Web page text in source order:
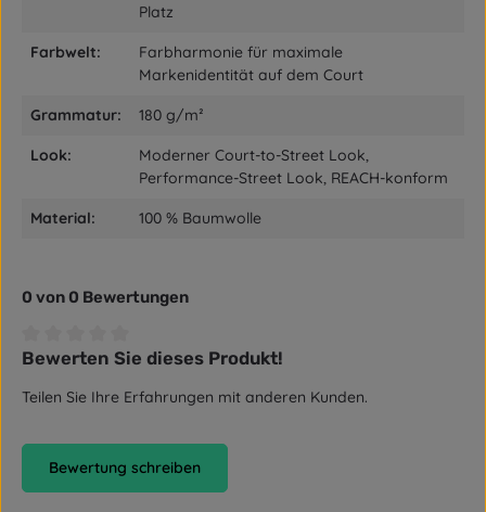
Platz
Farbwelt:
Farbharmonie für maximale
Markenidentität auf dem Court
Grammatur: 180 g/m²
Look:
Moderner Court-to-Street Look,
Performance-Street Look, REACH-konform
Material: 100 % Baumwolle
0 von 0 Bewertungen
Durchschnittliche Bewertung von 0 von 5 Sternen
Bewerten Sie dieses Produkt!
Teilen Sie Ihre Erfahrungen mit anderen Kunden.
Bewertung schreiben